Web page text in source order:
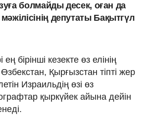
болмайды десек, оған да
депутаты Бақытгүл
бірінші кезекте өз елінің
Қырғызстан тіпті жер
Израильдің өзі өз
қыркүйек айына дейін